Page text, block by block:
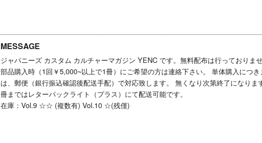
MESSAGE
ジャパニーズ カスタム カルチャーマガジン YENC です。無料配布は行っておりませ
部品購入時（1回￥5,000~以上で1冊）にご希望の方は連絡下さい。 単体購入につき
は、郵便（銀行振込確認後配送手配）で対応致します。 無くなり次第終了になりま
冊まではレターパックライト（プラス）にて配送可能です。
在庫：Vol.9 ☆☆ (複数有) Vol.10 ☆(残僅)